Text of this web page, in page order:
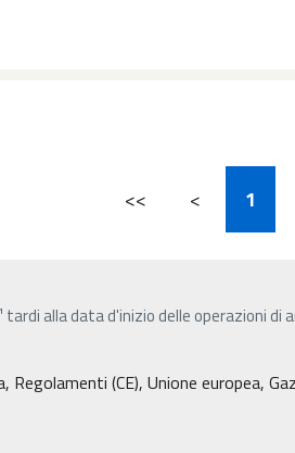
<< < 1
alla data d'inizio delle operazioni di
Regolamenti (CE), Unione europea,